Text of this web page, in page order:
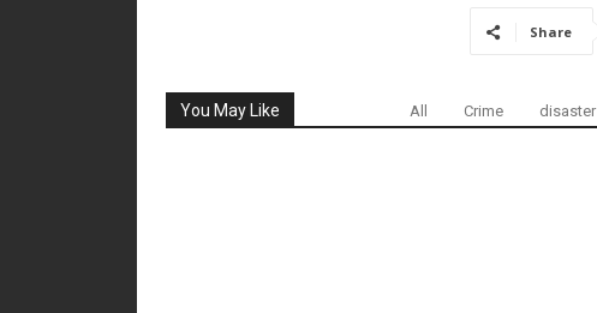
Share
You May Like All Crime disaster